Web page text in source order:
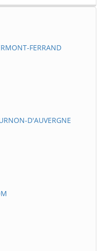
FERRAND
D'AUVERGNE